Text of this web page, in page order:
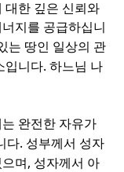
대한 깊은 신뢰와
지를 공급하십니
는 땅인 일상의 관
입니다.하느님 나
완전한 자유가
다. 성부께서 성자
며 , 성자께서 아